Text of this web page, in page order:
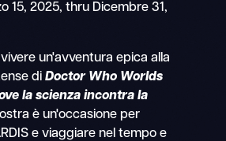
15, 2025, thru Dicembre 31,
un'avventura epica alla
diDoctor Who Worlds
la scienza incontra la
è un'occasione per
e viaggiare nel tempo e